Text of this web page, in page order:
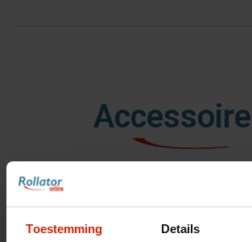
Toestemming Details